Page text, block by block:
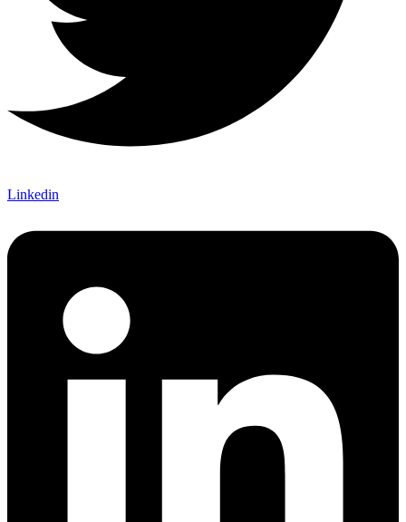
Linkedin